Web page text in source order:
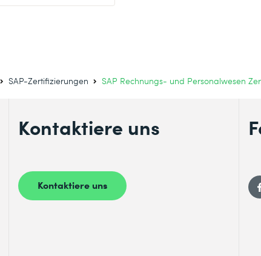
SAP-Zertifizierungen SAP Rechnungs- und Personalwesen
Kontaktiere uns
Kontaktiere uns